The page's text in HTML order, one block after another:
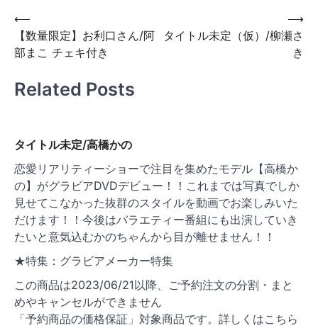
投
稿
ナ
ビ
シ
ョ
ン
⟵
【数量限定】お利口さん/阿
部まこ チェキ付き
タイトル未定（仮）/柳瀬さ
き
⟶
Related Posts
タイトル未定/高橋かの
恋愛リアリティーショーで注目を集めたモデル【高橋か
の】がグラビアDVDデビュー！！これまでは写真でしか
見せてこなかった抜群のスタイルを動画でお楽しみいた
だけます！！今後はバラエティー番組にも出演していき
たいと意気込むかのちゃんから目が離せません！！
★特集：グラビアメーカー特集
この商品は2023/06/21以降、ご予約注文の分割・まと
めやキャンセルができません
「予約商品の価格保証」対象商品です。詳しくはこちら